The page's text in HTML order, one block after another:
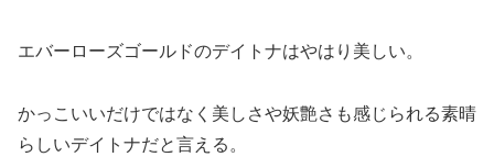
エバーローズゴールドのデイトナはやはり美しい。
かっこいいだけではなく美しさや妖艶さも感じられる素晴
らしいデイトナだと言える。